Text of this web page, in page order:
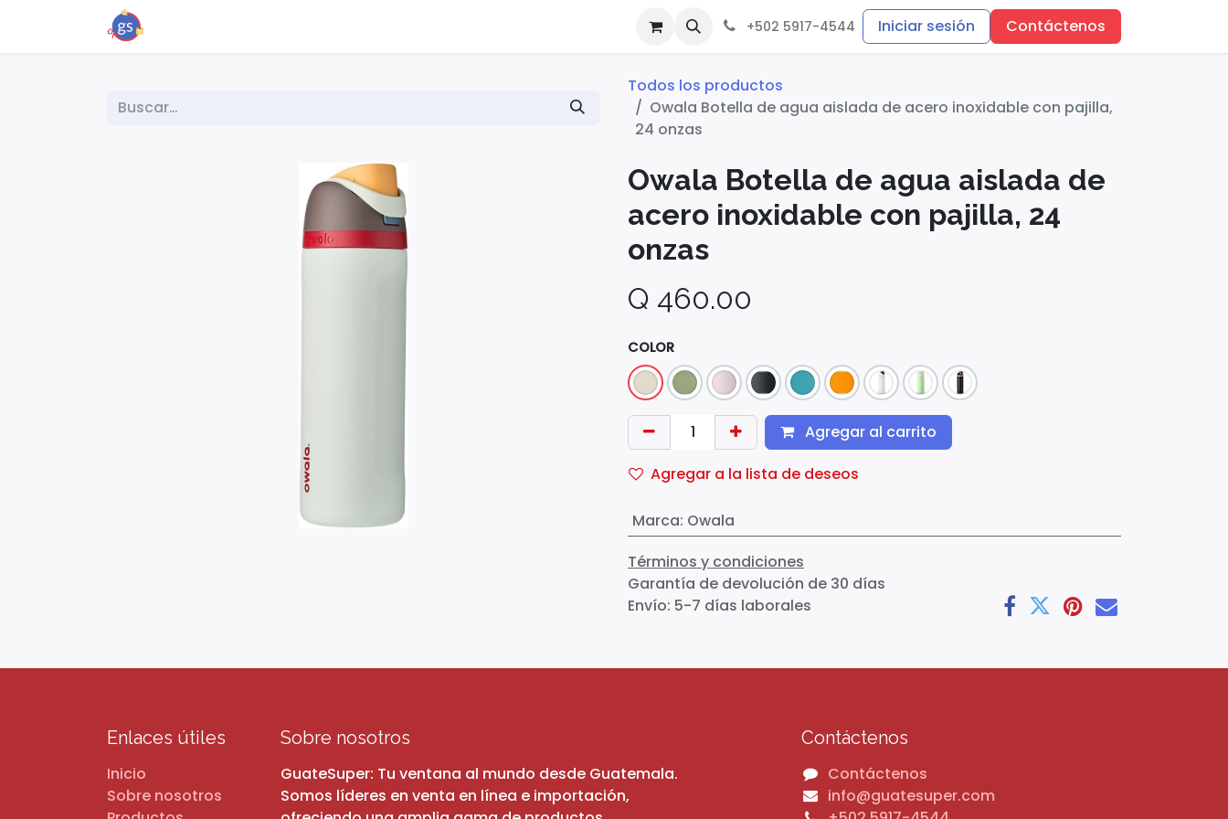
+502 5917-4544 Iniciar sesión Contáctenos
Todos los productos
Owala Botella de agua aislada de acero inoxidable con pajilla,
24 onzas
Owala Botella de agua aislada de
acero inoxidable con pajilla, 24
onzas
Q 460.00
COLOR
Agregar al carrito
Agregar a la lista de deseos
Marca: Owala
Términos y condiciones
Garantía de devolución de 30 días
Envío: 5-7 días laborales
Enlaces útiles
Inicio
Sobre nosotros
Sobre nosotros
GuateSuper: Tu ventana al mundo desde Guatemala.
Somos líderes en venta en línea e importación,
Contáctenos
Contáctenos
info@guatesuper.com